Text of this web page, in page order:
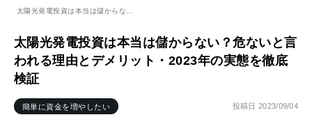
太陽光発電投資は本当は儲からな…
太陽光発電投資は本当は儲からない？危ないと言
われる理由とデメリット・2023年の実態を徹底
検証
簡単に資金を増やしたい 投稿日 2023/09/04